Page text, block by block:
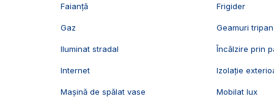
Faianță Frigider
Gaz Geamuri tripan
Iluminat stradal Încălzire prin
Internet Izolație
Mașină de spălat vase Mobilat lux